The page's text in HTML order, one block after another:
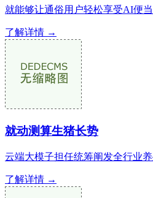
就能够让通俗用户轻松享受AI便
了解详情 →
就动测算生猪长势
云端大模子担任统筹阐发全行业
了解详情 →